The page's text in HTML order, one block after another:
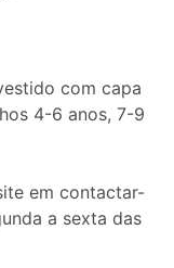
com capa
4-6 anos, 7-9
em contactar-
a sexta das